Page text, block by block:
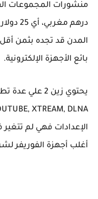
درهم
المدن قد تجده بثمن
بائع الأجهزة الإلكترونية.
أغلب أجهزة الفوريفر